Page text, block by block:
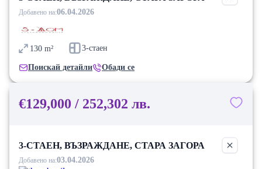
Добавено на:06.04.2026
130 m² 3-стаен
Поискай детайли Обади се
€129,000 / 252,302 лв.
3-СТАЕН, ВЪЗРАЖДАНЕ, СТАРА ЗАГОРА
Добавено на:03.04.2026